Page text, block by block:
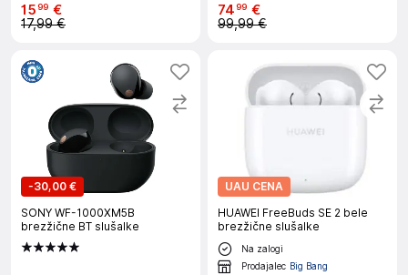
1599 €
17,99 €
7499 €
99,99 €
-30,00 €
SONY WF-1000XM5B
brezžične BT slušalke
UAU CENA
HUAWEI FreeBuds SE 2 bele
brezžične slušalke
Na zalogi
Prodajalec Big Bang